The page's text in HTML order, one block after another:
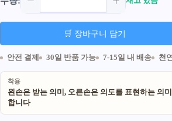
🛒 장바구니 담기
안전 결제 30일 반품 가능 7-15일 내 배송 천
착용
왼손은 받는 의미, 오른손은 의도를 표현하는 의
합니다